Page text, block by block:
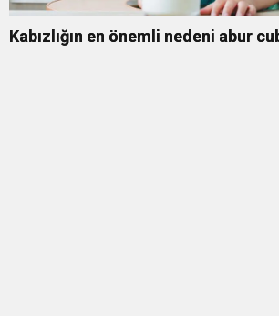
Kabızlığın en önemli nedeni abur